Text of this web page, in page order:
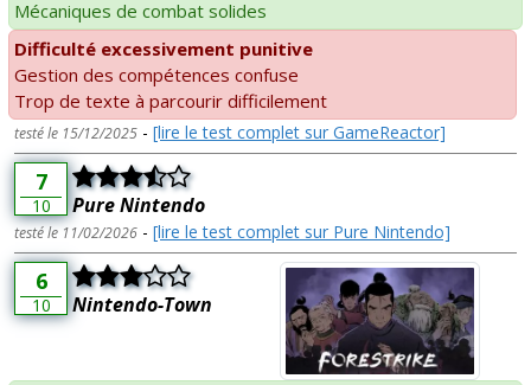
Mécaniques de combat solides
Difficulté excessivement punitive
Gestion des compétences confuse
Trop de texte à parcourir difficilement
testé le 15/12/2025 - [lire le test complet sur GameReactor]
7
10 Pure Nintendo
testé le 11/02/2026 - [lire le test complet sur Pure Nintendo]
6
10 Nintendo-Town